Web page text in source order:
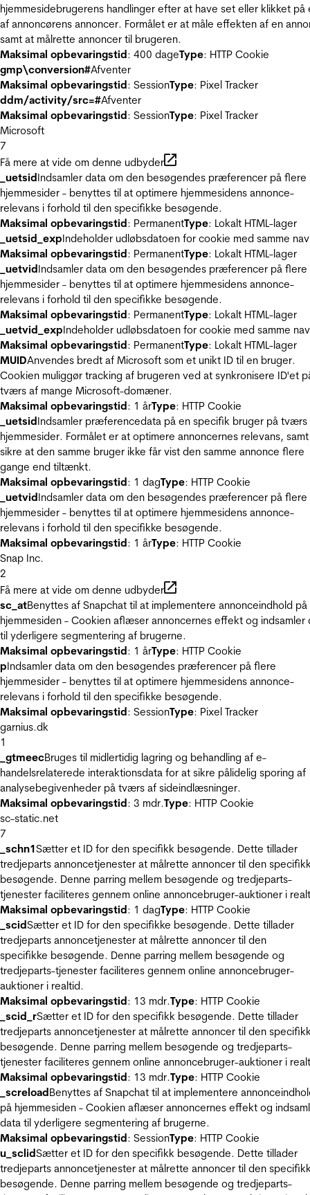
hjemmesidebrugerens handlinger efter at have set eller klikket på
af annoncørens annoncer. Formålet er at måle effekten af en
samt at målrette annoncer til brugeren.
Maksimal opbevaringstid: 400 dageType: HTTP Cookie
gmp\conversion#Afventer
Maksimal opbevaringstid: SessionType: Pixel Tracker
ddm/activity/src=#Afventer
Maksimal opbevaringstid: SessionType: Pixel Tracker
Microsoft
7
Få mere at vide om denne udbyder
_uetsidIndsamler data om den besøgendes præferencer på flere
hjemmesider - benyttes til at optimere hjemmesidens annonce-
relevans i forhold til den specifikke besøgende.
Maksimal opbevaringstid: PermanentType: Lokalt HTML-lager
_uetsid_expIndeholder udløbsdatoen for cookie med samme
Maksimal opbevaringstid: PermanentType: Lokalt HTML-lager
_uetvidIndsamler data om den besøgendes præferencer på flere
hjemmesider - benyttes til at optimere hjemmesidens annonce-
relevans i forhold til den specifikke besøgende.
Maksimal opbevaringstid: PermanentType: Lokalt HTML-lager
_uetvid_expIndeholder udløbsdatoen for cookie med samme
Maksimal opbevaringstid: PermanentType: Lokalt HTML-lager
MUIDAnvendes bredt af Microsoft som et unikt ID til en bruger.
Cookien muliggør tracking af brugeren ved at synkronisere ID'et
tværs af mange Microsoft-domæner.
Maksimal opbevaringstid: 1 årType: HTTP Cookie
_uetsidIndsamler præferencedata på en specifik bruger på tværs
hjemmesider. Formålet er at optimere annoncernes relevans, samt
sikre at den samme bruger ikke får vist den samme annonce flere
gange end tiltænkt.
Maksimal opbevaringstid: 1 dagType: HTTP Cookie
_uetvidIndsamler data om den besøgendes præferencer på flere
hjemmesider - benyttes til at optimere hjemmesidens annonce-
relevans i forhold til den specifikke besøgende.
Maksimal opbevaringstid: 1 årType: HTTP Cookie
Snap Inc.
2
Få mere at vide om denne udbyder
sc_atBenyttes af Snapchat til at implementere annonceindhold på
hjemmesiden - Cookien aflæser annoncernes effekt og indsamler
til yderligere segmentering af brugerne.
Maksimal opbevaringstid: 1 årType: HTTP Cookie
pIndsamler data om den besøgendes præferencer på flere
hjemmesider - benyttes til at optimere hjemmesidens annonce-
relevans i forhold til den specifikke besøgende.
Maksimal opbevaringstid: SessionType: Pixel Tracker
garnius.dk
1
_gtmeecBruges til midlertidig lagring og behandling af e-
handelsrelaterede interaktionsdata for at sikre pålidelig sporing af
analysebegivenheder på tværs af sideindlæsninger.
Maksimal opbevaringstid: 3 mdr.Type: HTTP Cookie
sc-static.net
7
_schn1Sætter et ID for den specifikk besøgende. Dette tillader
tredjeparts annoncetjenester at målrette annoncer til den
besøgende. Denne parring mellem besøgende og tredjeparts-
tjenester faciliteres gennem online annoncebruger-auktioner i
Maksimal opbevaringstid: 1 dagType: HTTP Cookie
_scidSætter et ID for den specifikke besøgende. Dette tillader
tredjeparts annoncetjenester at målrette annoncer til den
specifikke besøgende. Denne parring mellem besøgende og
tredjeparts-tjenester faciliteres gennem online annoncebruger-
auktioner i realtid.
Maksimal opbevaringstid: 13 mdr.Type: HTTP Cookie
_scid_rSætter et ID for den specifikk besøgende. Dette tillader
tredjeparts annoncetjenester at målrette annoncer til den
besøgende. Denne parring mellem besøgende og tredjeparts-
tjenester faciliteres gennem online annoncebruger-auktioner i
Maksimal opbevaringstid: 13 mdr.Type: HTTP Cookie
_screloadBenyttes af Snapchat til at implementere
på hjemmesiden - Cookien aflæser annoncernes effekt og
data til yderligere segmentering af brugerne.
Maksimal opbevaringstid: SessionType: HTTP Cookie
u_sclidSætter et ID for den specifikk besøgende. Dette tillader
tredjeparts annoncetjenester at målrette annoncer til den
besøgende. Denne parring mellem besøgende og tredjeparts-